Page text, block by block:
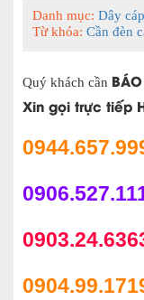
Danh mục: Dây
Từ khóa: Cần đèn
Quý khách cần
Xin gọi trực tiếp